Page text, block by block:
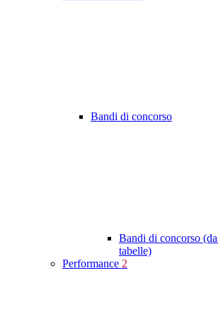
Bandi di concorso
Bandi di concorso
tabelle)
Performance 2